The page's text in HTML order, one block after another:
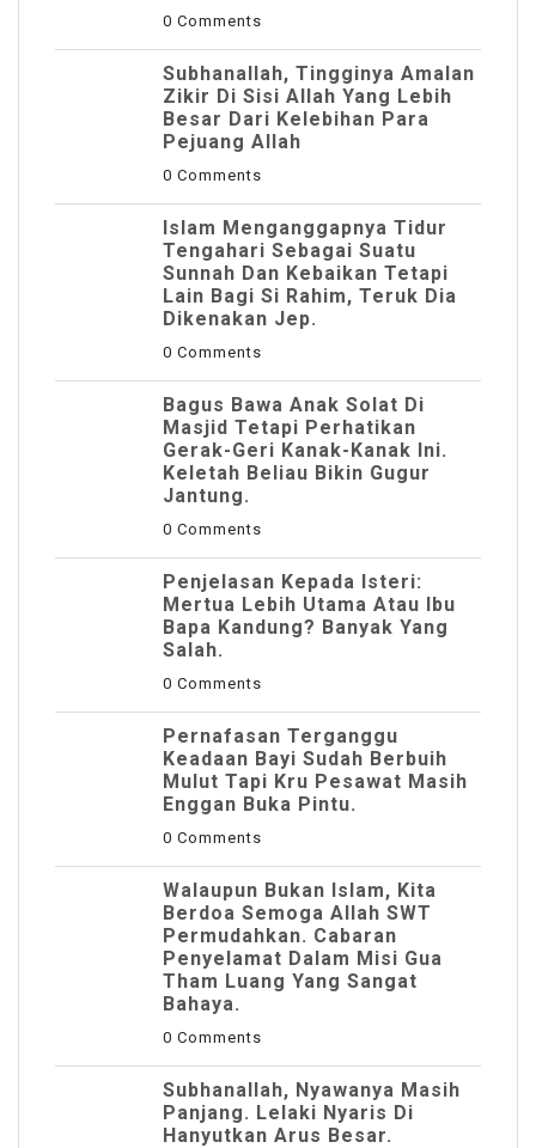
0 Comments
Subhanallah, Tingginya Amalan
Zikir Di Sisi Allah Yang Lebih
Besar Dari Kelebihan Para
Pejuang Allah
0 Comments
Islam Menganggapnya Tidur
Tengahari Sebagai Suatu
Sunnah Dan Kebaikan Tetapi
Lain Bagi Si Rahim, Teruk Dia
Dikenakan Jep.
0 Comments
Bagus Bawa Anak Solat Di
Masjid Tetapi Perhatikan
Gerak-Geri Kanak-Kanak Ini.
Keletah Beliau Bikin Gugur
Jantung.
0 Comments
Penjelasan Kepada Isteri:
Mertua Lebih Utama Atau Ibu
Bapa Kandung? Banyak Yang
Salah.
0 Comments
Pernafasan Terganggu
Keadaan Bayi Sudah Berbuih
Mulut Tapi Kru Pesawat Masih
Enggan Buka Pintu.
0 Comments
Walaupun Bukan Islam, Kita
Berdoa Semoga Allah SWT
Permudahkan. Cabaran
Penyelamat Dalam Misi Gua
Tham Luang Yang Sangat
Bahaya.
0 Comments
Subhanallah, Nyawanya Masih
Panjang. Lelaki Nyaris Di
Hanyutkan Arus Besar.